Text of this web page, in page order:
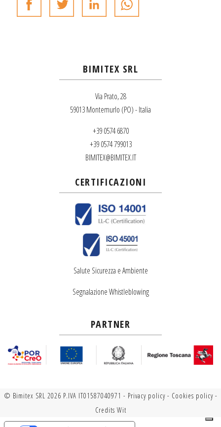
BIMITEX SRL
Via Prato, 28
59013 Montemurlo (PO) - Italia
+39 0574 6870
+39 0574 799013
BIMITEX@BIMITEX.IT
CERTIFICAZIONI
Salute Sicurezza e Ambiente
Segnalazione Whistleblowing
PARTNER
© Bimitex SRL 2026 P.IVA IT01587040971 - Privacy policy- Cookies policy-
Credits Wit